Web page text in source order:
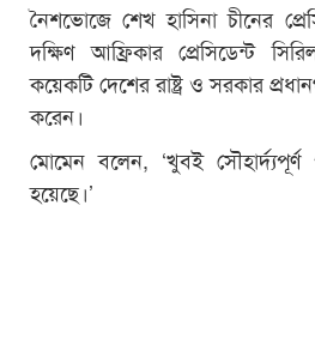
নৈশভোজে শেখ হাসিনা চীনের
দক্ষিণ আফ্রিকার প্রেসিডেন্ট
কয়েকটি দেশের রাষ্ট্র ও সরকার
করেন।
মোমেন বলেন, ‘খুবই
হয়েছে।’